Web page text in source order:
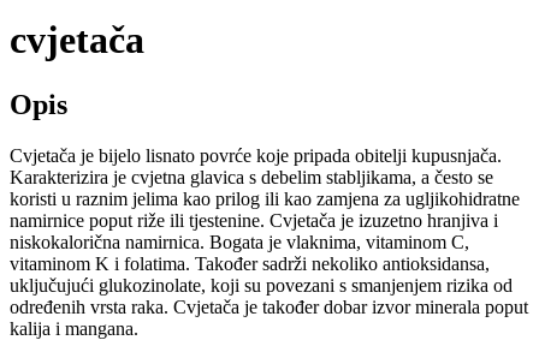
cvjetača
Opis
Cvjetača je bijelo lisnato povrće koje pripada obitelji kupusnjača.
Karakterizira je cvjetna glavica s debelim stabljikama, a često se
koristi u raznim jelima kao prilog ili kao zamjena za ugljikohidratne
namirnice poput riže ili tjestenine. Cvjetača je izuzetno hranjiva i
niskokalorična namirnica. Bogata je vlaknima, vitaminom C,
vitaminom K i folatima. Također sadrži nekoliko antioksidansa,
uključujući glukozinolate, koji su povezani s smanjenjem rizika od
određenih vrsta raka. Cvjetača je također dobar izvor minerala poput
kalija i mangana.